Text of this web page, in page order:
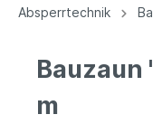
Absperrtechnik
Bauzaun
m